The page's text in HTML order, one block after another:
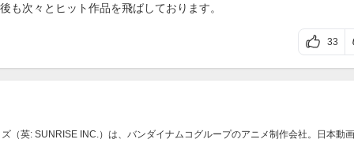
も次々とヒット作品を飛ばしております。
33
（英: SUNRISE INC.）は、バンダイナムコグループのアニメ制作会社。日本動